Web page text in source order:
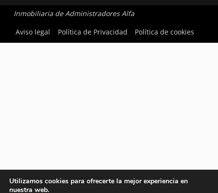
Inmobiliaria de Administradores Alfa
Aviso legal
Política de Privacidad Política de cookies
Utilizamos cookies para ofrecerte la mejor experiencia en
nuestra web.